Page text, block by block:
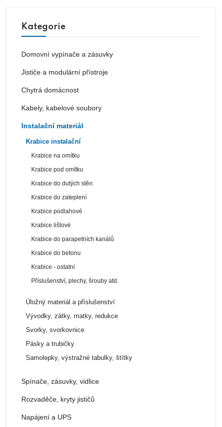
Kategorie
Domovní vypínače a zásuvky
Jističe a modulární přístroje
Chytrá domácnost
Kabely, kabelové soubory
Instalační materiál
Krabice instalační
Krabice na omítku
Krabice pod omítku
Krabice do dutých stěn
Krabice do zateplení
Krabice podlahové
Krabice lištové
Krabice do parapetních kanálů
Krabice do betonu
Krabice - ostatní
Příslušenství, plechy, šrouby atd.
Úložný materiál a příslušenství
Vývodky, zátky, matky, redukce
Svorky, svorkovnice
Pásky a trubičky
Samolepky, výstražné tabulky, štítky
Spínače, zásuvky, vidlice
Rozvaděče, kryty jističů
Napájení a UPS